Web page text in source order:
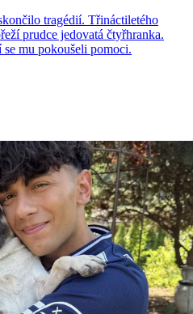
tragédií. Třináctiletého
prudce jedovatá čtyřhranka.
mu pokoušeli pomoci.